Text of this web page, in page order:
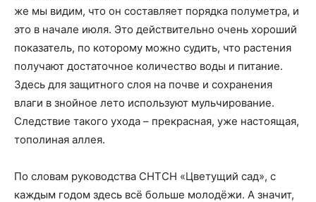
же мы видим, что он составляет порядка полуметра, и
это в начале июля. Это действительно очень хороший
показатель, по которому можно судить, что растения
получают достаточное количество воды и питание.
Здесь для защитного слоя на почве и сохранения
влаги в знойное лето используют мульчирование.
Следствие такого ухода – прекрасная, уже настоящая,
тополиная аллея.
По словам руководства СНТСН «Цветущий сад», с
каждым годом здесь всё больше молодёжи. А значит,